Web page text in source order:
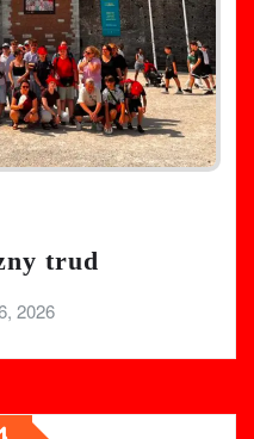
trud
2026